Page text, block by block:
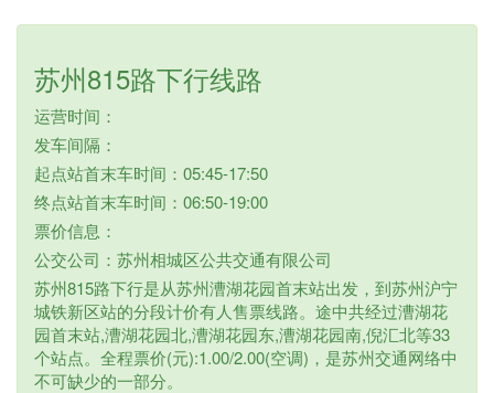
苏州815路下行线路
运营时间：
发车间隔：
起点站首末车时间：05:45-17:50
终点站首末车时间：06:50-19:00
票价信息：
公交公司：苏州相城区公共交通有限公司
苏州815路下行是从苏州漕湖花园首末站出发，到苏州沪宁
城铁新区站的分段计价有人售票线路。途中共经过漕湖花
园首末站,漕湖花园北,漕湖花园东,漕湖花园南,倪汇北等33
个站点。全程票价(元):1.00/2.00(空调)，是苏州交通网络中
不可缺少的一部分。